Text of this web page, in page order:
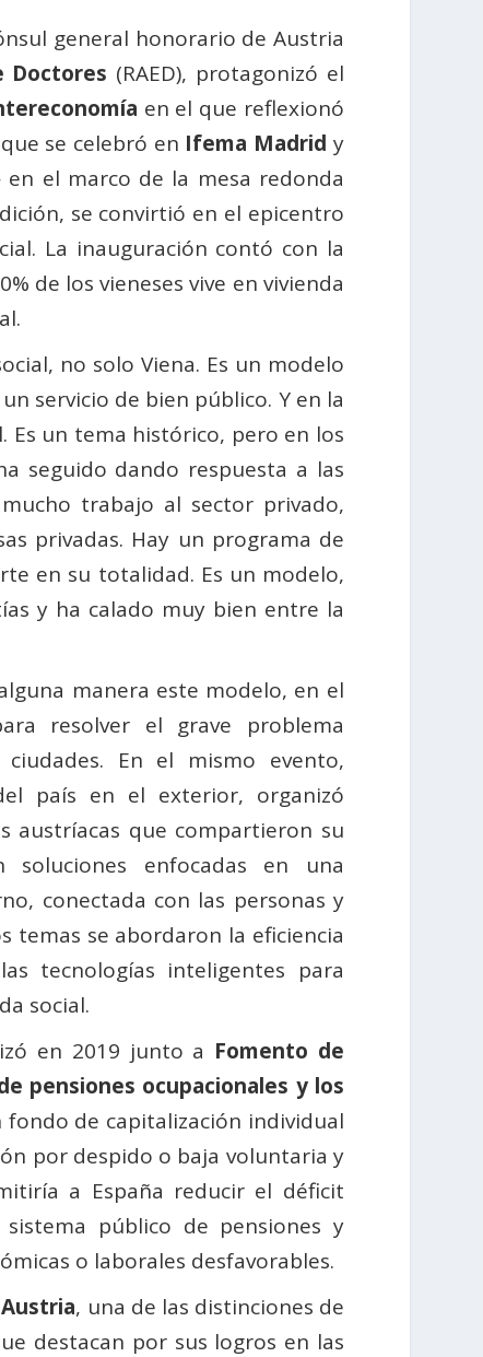
general honorario de Austria
Doctores (RAED), protagonizó el
en el que reflexionó
se celebró en Ifema Madrid y
en el marco de la mesa redonda
se convirtió en el epicentro
La inauguración contó con la
de los vieneses vive en vivienda
no solo Viena. Es un modelo
servicio de bien público. Y en la
Es un tema histórico, pero en los
seguido dando respuesta a las
trabajo al sector privado,
privadas. Hay un programa de
en su totalidad. Es un modelo,
y ha calado muy bien entre la
manera este modelo, en el
resolver el grave problema
En el mismo evento,
país en el exterior, organizó
austríacas que compartieron su
enfocadas en una
conectada con las personas y
temas se abordaron la eficiencia
tecnologías inteligentes para
social.
en 2019 junto a Fomento de
pensiones ocupacionales y los
fondo de capitalización individual
por despido o baja voluntaria y
a España reducir el déficit
público de pensiones y
o laborales desfavorables.
, una de las distinciones de
destacan por sus logros en las